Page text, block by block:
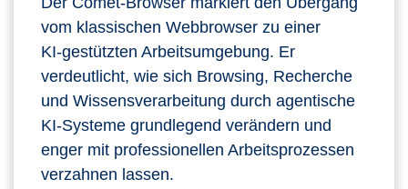
vom klassischen Webbrowser zu einer
KI‑gestützten Arbeitsumgebung. Er
verdeutlicht, wie sich Browsing, Recherche
und Wissensverarbeitung durch agentische
KI‑Systeme grundlegend verändern und
enger mit professionellen Arbeitsprozessen
verzahnen lassen.